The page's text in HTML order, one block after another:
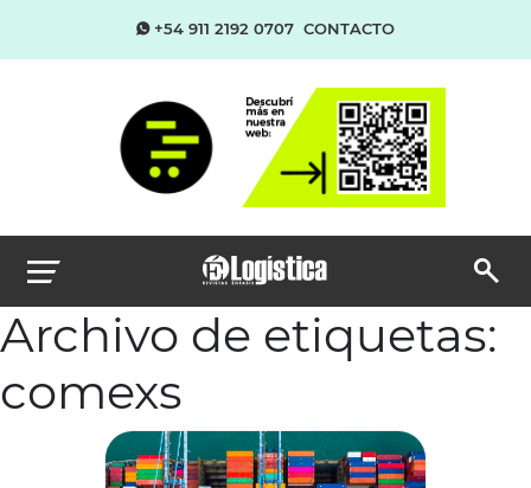
+54 911 2192 0707 CONTACTO
Archivo de etiquetas:
comexs